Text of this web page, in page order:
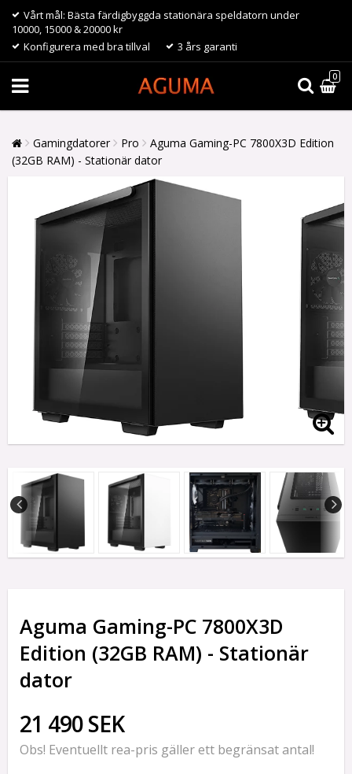
Vårt mål: Bästa färdigbyggda stationära speldatorn under
10000, 15000 & 20000 kr
Konfigurera med bra tillval
3 års garanti
0
Gamingdatorer Pro
Aguma Gaming-PC 7800X3D Edition
(32GB RAM) - Stationär dator
Aguma Gaming-PC 7800X3D
Edition (32GB RAM) - Stationär
dator
21 490 SEK
Obs! Eventuellt rea-pris gäller ett begränsat antal!